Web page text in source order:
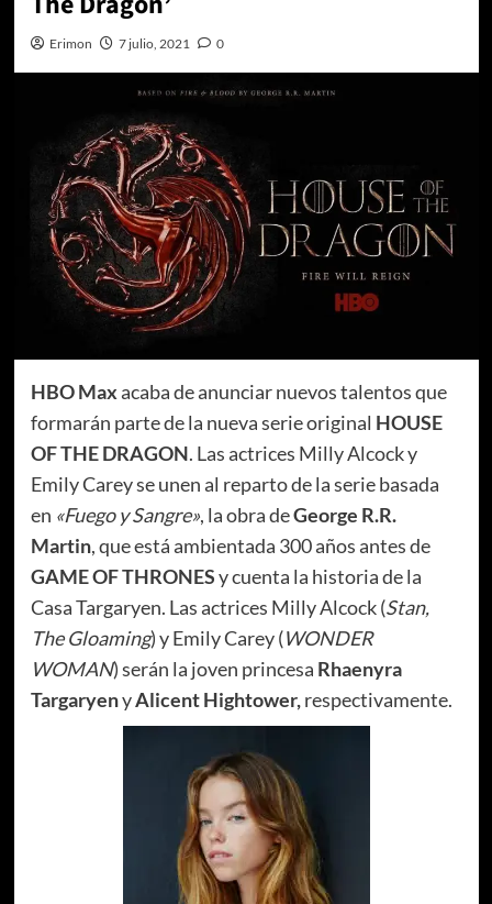
Erimon 7 julio, 2021 0
HBO Maxacaba de anunciar nuevos talentos que
formarán parte de la nueva serie original HOUSE
OF THE DRAGON. Las actrices Milly Alcock y
Emily Carey se unen al reparto de la serie basada
en «Fuego y Sangre», la obra deGeorge R.R.
Martin, que está ambientada 300 años antes de
GAME OF THRONESy cuenta la historia de la
Casa Targaryen. Las actrices Milly Alcock (Stan,
The Gloaming) y Emily Carey (WONDER
WOMAN) serán la joven princesa Rhaenyra
TargaryenyAlicent Hightower,respectivamente.